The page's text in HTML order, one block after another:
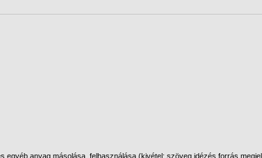
egyéb anyag másolása, felhasználása (kivétel: szöveg idézés forrás